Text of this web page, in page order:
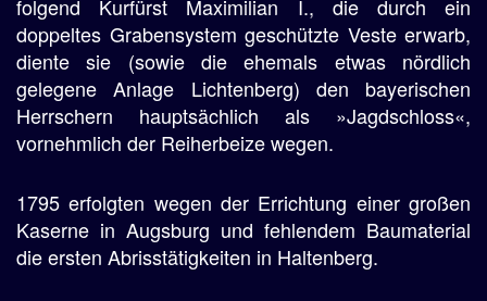
folgend Kurfürst Maximilian I., die durch ein
doppeltes Grabensystem geschützte Veste erwarb,
diente sie (sowie die ehemals etwas nördlich
gelegene Anlage Lichtenberg) den bayerischen
Herrschern hauptsächlich als »Jagdschloss«,
vornehmlich der Reiherbeize wegen.
1795 erfolgten wegen der Errichtung einer großen
Kaserne in Augsburg und fehlendem Baumaterial
die ersten Abrisstätigkeiten in Haltenberg.